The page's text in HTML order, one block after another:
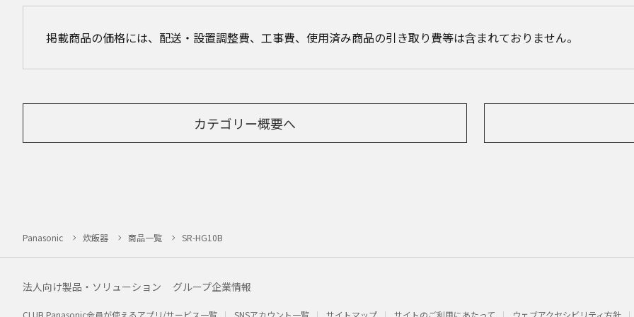
掲載商品の価格には、配送・設置調整費、工事費、使用済み商品の引き取り費等は含まれておりません。
カテゴリー概要へ
Panasonic 炊飯器 商品一覧 SR-HG10B
法人向け製品・ソリューション グループ企業情報
CLUB Panasonic会員が使えるアプリ/サービス一覧 SNSアカウント一覧 サイトマップ サイトのご利用にあたって ウェブアクセシビリティ方針